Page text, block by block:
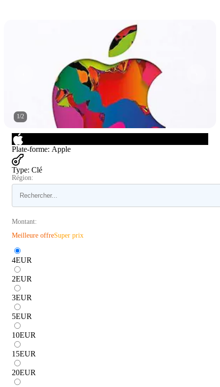
1/2
Plate-forme: Apple
Type: Clé
Région:
Montant:
Meilleure offreSuper prix
4EUR
2EUR
3EUR
5EUR
10EUR
15EUR
20EUR